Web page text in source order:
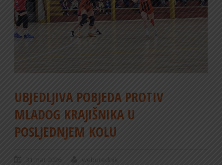
UBJEDLJIVA POBJEDA PROTIV
MLADOG KRAJIŠNIKA U
POSLJEDNJEM KOLU
31 mar 2026 weburednik